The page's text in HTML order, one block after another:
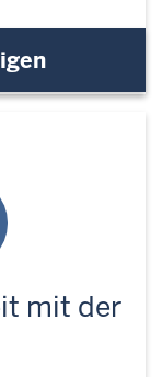
mit der